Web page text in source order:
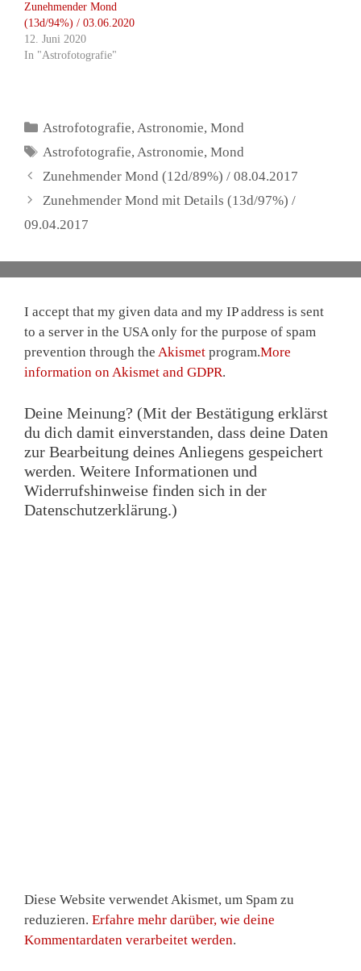
Zunehmender Mond
(13d/94%) / 03.06.2020
12. Juni 2020
In "Astrofotografie"
Kategorien
Astrofotografie,Astronomie,Mond
Schlagwörter
Astrofotografie,Astronomie,Mond
Zunehmender Mond (12d/89%) / 08.04.2017
Zunehmender Mond mit Details (13d/97%) /
09.04.2017
I accept that my given data and my IP address is sent
to a server in the USA only for the purpose of spam
prevention through the Akismet program.More
information on Akismet and GDPR.
Deine Meinung? (Mit der Bestätigung erklärst
du dich damit einverstanden, dass deine Daten
zur Bearbeitung deines Anliegens gespeichert
werden. Weitere Informationen und
Widerrufshinweise finden sich in der
Datenschutzerklärung.)
Diese Website verwendet Akismet, um Spam zu
reduzieren. Erfahre mehr darüber, wie deine
Kommentardaten verarbeitet werden.